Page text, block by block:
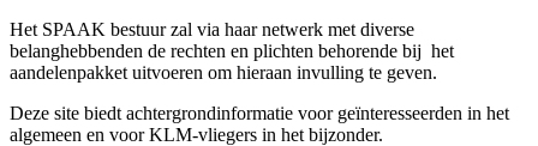
Het SPAAK bestuur zal via haar netwerk met diverse
belanghebbenden de rechten en plichten behorende bij het
aandelenpakket uitvoeren om hieraan invulling te geven.
Deze site biedt achtergrondinformatie voor geïnteresseerden in het
algemeen en voor KLM-vliegers in het bijzonder.